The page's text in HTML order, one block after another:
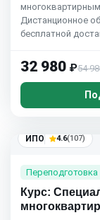
Дистанционное
бесплатной
32 980 ₽54
ИПО 4.6(107)
Переподготовка
Курс: